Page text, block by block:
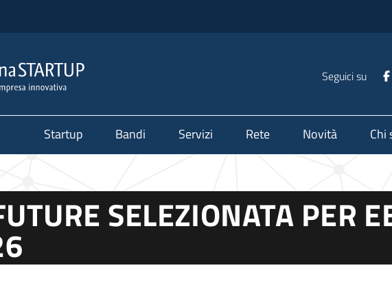
Seguici su
Startup Bandi Servizi Rete Novità Chi
SELEZIONATA PER